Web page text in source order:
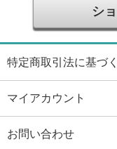
シ
特定商取引法に基づ
マイアカウント
お問い合わせ